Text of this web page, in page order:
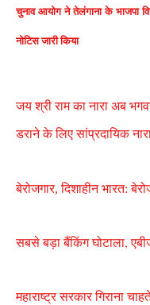
चुनाव आयोग ने तेलंगाना के भाजपा
नोटिस जारी किया
जय श्री राम का नारा अब
डराने के लिए सांप्रदायिक
बेरोजगार, दिशाहीन भारत:
सबसे बड़ा बैंकिंग घोटाला,
महाराष्ट्र सरकार गिराना